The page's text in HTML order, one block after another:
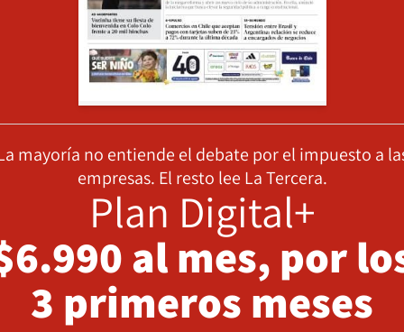
mayoría no entiende el debate por el impuesto a
empresas. El resto lee La Tercera.
Plan Digital+
al mes, por
3 primeros meses